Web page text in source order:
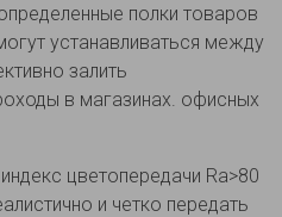
полки товаров
устанавливаться между
залить
в магазинах. офисных
цветопередачи Ra>80
и четко передать